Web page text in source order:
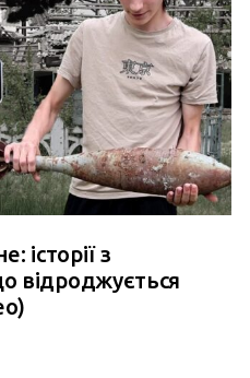
історії з
відроджується